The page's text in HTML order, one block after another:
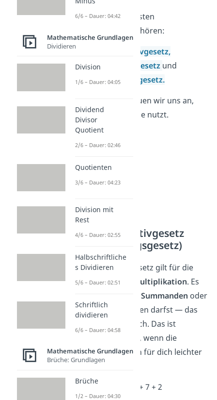
Zu den drei wichtigsten
Rechengesetzen gehören:
Kommutativgesetz,
dasAssoziativgesetz und
dasDistributivgesetz.
Im Folgenden schauen wir uns an,
wie du diese Gesetze nutzt.
Das Kommutativgesetz
(Vertauschungsgesetz)
Das Kommutativgesetz gilt für die
Additionund die Multiplikation. Es
Summanden oder
Faktoren vertauschen darfst — das
Ergebnis bleibt gleich. Das ist
besonders hilfreich, wenn die
vertauschte Version für dich leichter
zu rechnen ist.
➡️Beispiel:
23 + 18 + 7 + 2
6/6 – Dauer: 04:42
Mathematische Grundlagen
Dividieren
Division
1/6 – Dauer: 04:05
Dividend
Divisor
Quotient
2/6 – Dauer: 02:46
Quotienten
3/6 – Dauer: 04:23
Division mit
Rest
4/6 – Dauer: 02:55
Halbschriftliche
s Dividieren
5/6 – Dauer: 02:51
Schriftlich
dividieren
6/6 – Dauer: 04:58
Mathematische Grundlagen
Brüche: Grundlagen
Brüche
1/2 – Dauer: 04:30